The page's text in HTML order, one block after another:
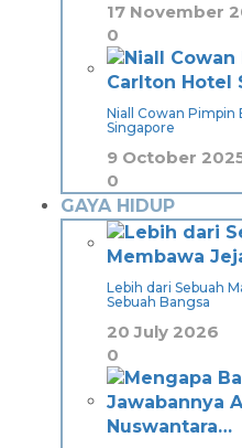
17 November
0
Niall Cowan Pimpin
Singapore
9 October
0
GAYA HIDUP
Lebih dari Sebuah
Sebuah Bangsa
20 July 2026
0